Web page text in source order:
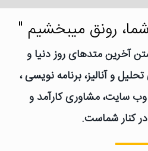
رونق میبخشیم "
آخرین متدهای روز دنیا و
و آنالیز، برنامه نویسی ،
سایت، مشاوری کارآمد و
کنار شماست.